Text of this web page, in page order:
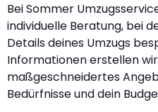
Bei Sommer
individuelle Beratung, bei
Details deines Umzugs
Informationen erstellen
maßgeschneidertes
Bedürfnisse und dein